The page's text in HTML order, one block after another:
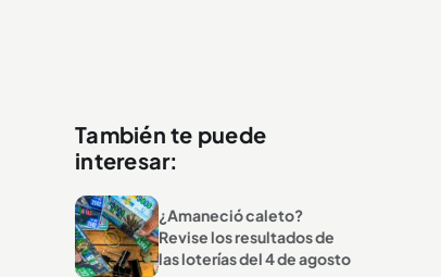
También te puede
interesar:
¿Amaneció caleto?
Revise los resultados de
las loterías del 4 de agosto